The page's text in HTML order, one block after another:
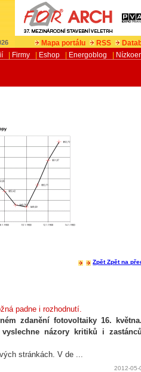
Mapa portálu RSS
Firmy Eshop Energoblog
ZpětZpět na
padne i rozhodnutí.
zdanění fotovoltaiky 16. května.
názory kritiků i zastánců
stránkách. V de ...
2012-05-